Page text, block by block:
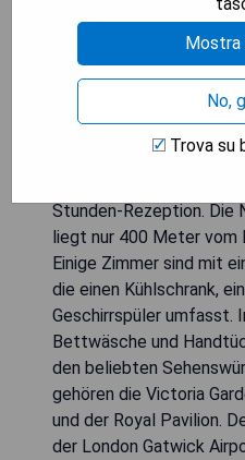
Das EI8HT Brighton
bietet eine 4-Sterne-
1 km vom Brighton Pier
Stunden-Rezeption. Die
liegt nur 400 Meter vom
Einige Zimmer sind mit
die einen Kühlschrank,
Geschirrspüler umfasst.
Bettwäsche und
den beliebten
gehören die Victoria
und der Royal Pavilion.
der London Gatwick
No,
Trova su